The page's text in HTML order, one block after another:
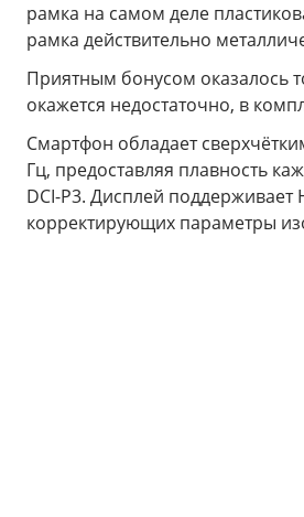
рамка на самом деле
рамка действительно
Приятным бонусом оказалось
окажется недостаточно, в
Смартфон обладает
Гц, предоставляя плавность
DCI-P3. Дисплей
корректирующих параметры